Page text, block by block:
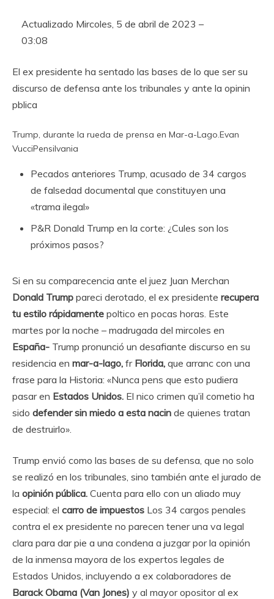
Actualizado Mircoles, 5 de abril de 2023 –
03:08
El ex presidente ha sentado las bases de lo que ser su
discurso de defensa ante los tribunales y ante la opinin
pblica
Trump, durante la rueda de prensa en Mar-a-Lago.Evan
VucciPensilvania
Pecados anteriores Trump, acusado de 34 cargos
de falsedad documental que constituyen una
«trama ilegal»
P&R Donald Trump en la corte: ¿Cules son los
próximos pasos?
Si en su comparecencia ante el juez Juan Merchan
Donald Trump pareci derotado, el ex presidente recupera
tu estilo rápidamente poltico en pocas horas. Este
martes por la noche – madrugada del mircoles en
España- Trump pronunció un desafiante discurso en su
residencia en mar-a-lago, fr Florida, que arranc con una
frase para la Historia: «Nunca pens que esto pudiera
pasar en Estados Unidos. El nico crimen qu’il cometio ha
sido defender sin miedo a esta nacin de quienes tratan
de destruirlo».
Trump envió como las bases de su defensa, que no solo
se realizó en los tribunales, sino también ante el jurado de
la opinión pública. Cuenta para ello con un aliado muy
especial: el carro de impuestos Los 34 cargos penales
contra el ex presidente no parecen tener una va legal
clara para dar pie a una condena a juzgar por la opinión
de la inmensa mayora de los expertos legales de
Estados Unidos, incluyendo a ex colaboradores de
Barack Obama (Van Jones) y al mayor opositor al ex